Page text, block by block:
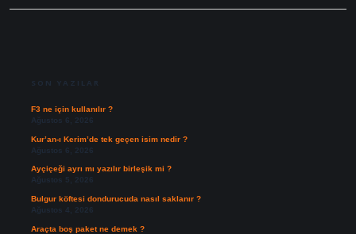
SON YAZILAR
F3 ne için kullanılır ?
Ağustos 6, 2026
Kur’an-ı Kerim’de tek geçen isim nedir ?
Ağustos 6, 2026
Ayçiçeği ayrı mı yazılır birleşik mi ?
Ağustos 5, 2026
Bulgur köftesi dondurucuda nasıl saklanır ?
Ağustos 4, 2026
Araçta boş paket ne demek ?